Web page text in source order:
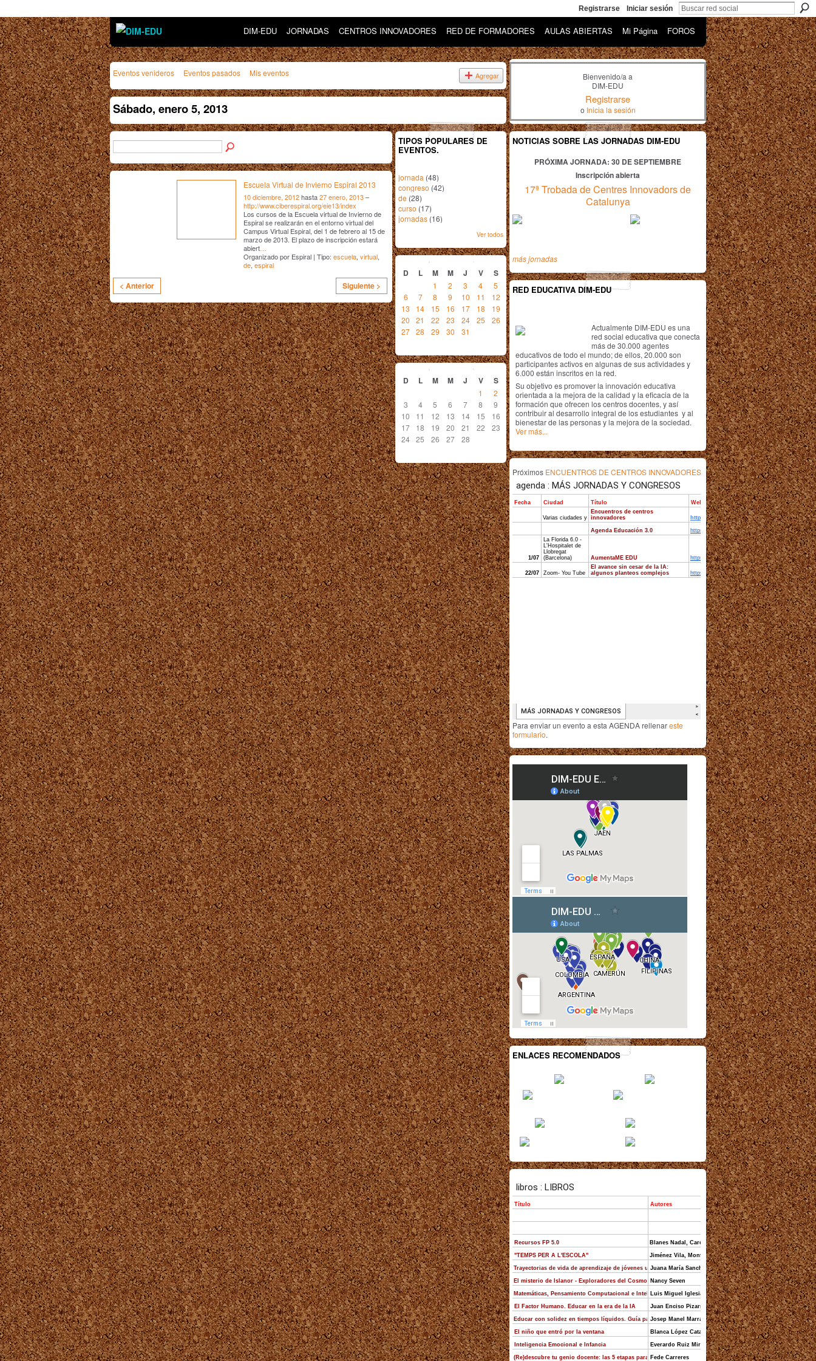
Registrarse Iniciar sesión
DIM-EDU JORNADAS CENTROS INNOVADORES RED DE FORMADORES AULAS ABIERTAS Mi Página FOROS
Eventos venideros Eventos pasados Mis eventos Agregar
Sábado, enero 5, 2013
Escuela Virtual de Invierno Espiral 2013
10 diciembre, 2012hasta27 enero, 2013–
http://www.ciberespiral.org/eie13/index
Los cursos de la Escuela virtual de Invierno de
Espiral se realizarán en el entorno virtual del
Campus Virtual Espiral, del 1 de febrero al 15 de
marzo de 2013. El plazo de inscripción estará
abiert …
Organizado por Espiral | Tipo: escuela, virtual,
de, espiral
< Anterior Siguiente >
TIPOS POPULARES DE
EVENTOS.
jornada (48)
congreso (42)
de (28)
curso (17)
jornadas (16)
Ver todos
enero 2013
D L M M J V S
1 2 3 4
5
6
7 8 9 10 11
12
13
14 15 16 17 18
19
20
21 22 23 24 25
26
27 28 29 30 31
febrero 2013
D L M M J V S
1
2
3
4 5 6 7 8
9
10
11 12 13 14 15
16
17
18 19 20 21 22
23
24 25 26 27 28
Bienvenido/a a
DIM-EDU
Registrarse
o Inicia la sesión
NOTICIAS SOBRE LAS JORNADAS DIM-EDU
PRÓXIMA JORNADA: 30 DE SEPTIEMBRE
Inscripción abierta
17ª Trobada de Centres Innovadors de
Catalunya
más jornadas
RED EDUCATIVA DIM-EDU
Actualmente DIM-EDU es una
red social educativa que conecta
más de 30.000 agentes
educativos de todo el mundo; de ellos, 20.000 son
participantes activos en algunas de sus actividades y
6.000 están inscritos en la red.
Su objetivo es promover la innovación educativa
orientada a la mejora de la calidad y la eficacia de la
formación que ofrecen los centros docentes, y así
contribuir al desarrollo integral de los estudiantes y al
bienestar de las personas y la mejora de la sociedad.
Ver más...
Próximos ENCUENTROS DE CENTROS INNOVADORES
Para enviar un evento a esta AGENDA rellenareste
formulario.
ENLACES RECOMENDADOS